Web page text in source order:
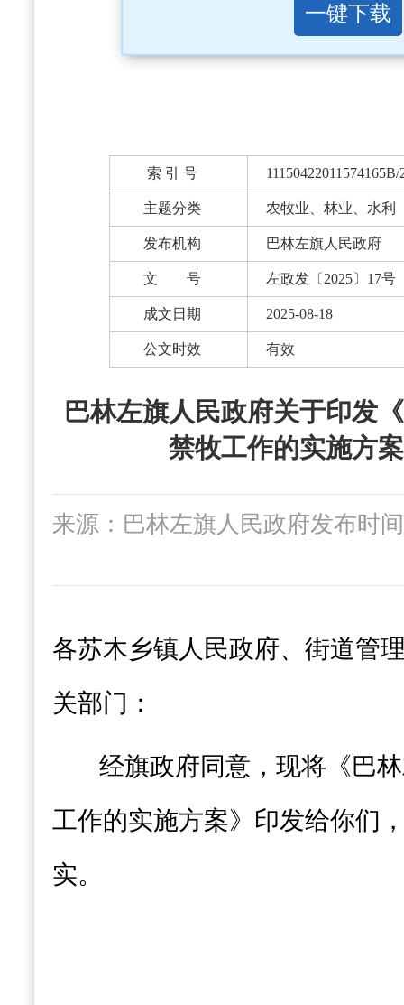
一键下载
索 引 号
主题分类 农牧业、林业、水利
发布机构 巴林左旗人民政府
文 号 左政发〔2025〕17号
成文日期 2025-08-18
公文时效 有效
巴林左旗人民政府关于印发
禁牧工作的实施方
来源：巴林左旗人民政府发布时
各苏木乡镇人民政府、 街道管
关部门 ：
经旗政府同意，现将《巴
工作的实施方案》印发给你们
实。